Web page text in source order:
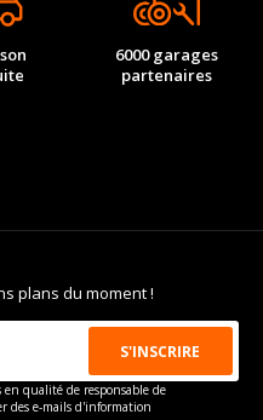
6000 garages
partenaires
plans du moment !
en qualité de responsable de
des e-mails d'information